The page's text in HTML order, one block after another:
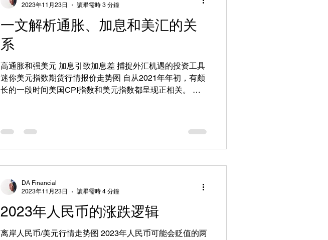
一文解析通胀、加息和美汇的关
系
高通胀和强美元 加息引致加息差 捕捉外汇机遇的投资工具
迷你美元指数期货行情报价走势图 自从2021年年初，有颇
长的一段时间美国CPI指数和美元指数都呈现正相关。 美
2023年11月23日
讀畢需時 3 分鐘
2023年人民币的涨跌逻辑
离岸人民币/美元行情走势图 2023年人民币可能会贬值的两
DA Financial
2023年11月23日
讀畢需時 4 分鐘